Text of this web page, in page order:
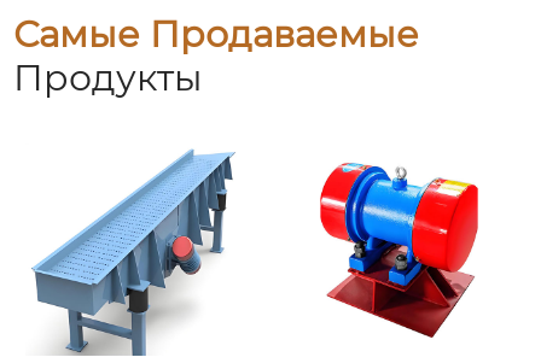
Самые Продаваемые
Продукты